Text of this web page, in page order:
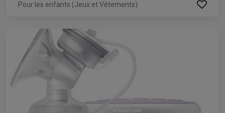
Pour les enfants (Jeux et Vêtements)